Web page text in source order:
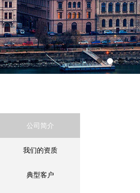
公司简介
我们的资质
典型客户